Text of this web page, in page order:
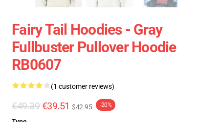
Fairy Tail Hoodies - Gray
Fullbuster Pullover Hoodie
RB0607
(1 customer reviews)
€49.39 €39.51 $42.95 -20%